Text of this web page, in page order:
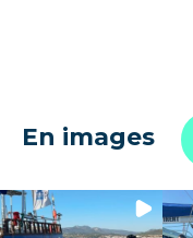
En images